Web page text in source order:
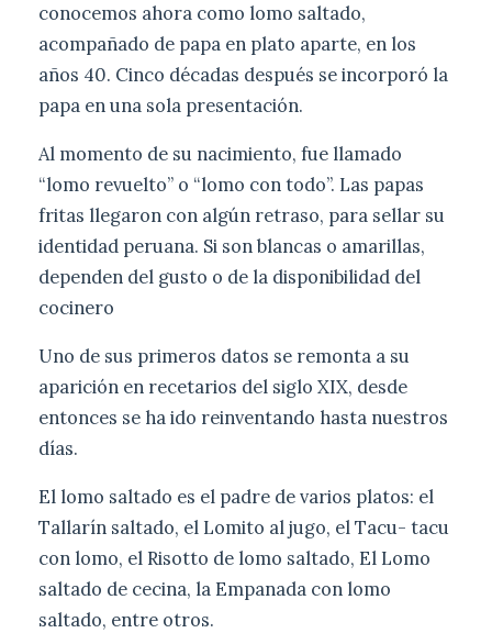
conocemos ahora como lomo saltado,
acompañado de papa en plato aparte, en los
años 40. Cinco décadas después se incorporó la
papa en una sola presentación.
Al momento de su nacimiento, fue llamado
“lomo revuelto” o “lomo con todo”. Las papas
fritas llegaron con algún retraso, para sellar su
identidad peruana. Si son blancas o amarillas,
dependen del gusto o de la disponibilidad del
cocinero
Uno de sus primeros datos se remonta a su
aparición en recetarios del siglo XIX, desde
entonces se ha ido reinventando hasta nuestros
días.
El lomo saltado es el padre de varios platos: el
Tallarín saltado, el Lomito al jugo, el Tacu- tacu
con lomo, el Risotto de lomo saltado, El Lomo
saltado de cecina, la Empanada con lomo
saltado, entre otros.